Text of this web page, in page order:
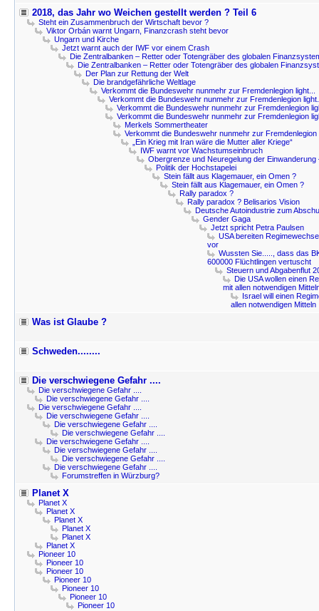
2018, das Jahr wo Weichen gestellt werden ? Teil 6
Steht ein Zusammenbruch der Wirtschaft bevor ?
Viktor Orbán warnt Ungarn, Finanzcrash steht bevor
Ungarn und Kirche
Jetzt warnt auch der IWF vor einem Crash
Die Zentralbanken – Retter oder Totengräber des globalen
Die Zentralbanken – Retter oder Totengräber des globalen
Der Plan zur Rettung der Welt
Die brandgefährliche Weltlage
Verkommt die Bundeswehr nunmehr zur Fremdenlegion light...
Verkommt die Bundeswehr nunmehr zur Fremdenlegion
Verkommt die Bundeswehr nunmehr zur Fremdenlegion
Verkommt die Bundeswehr nunmehr zur Fremdenlegion
Merkels Sommertheater
Verkommt die Bundeswehr nunmehr zur Fremdenlegion
„Ein Krieg mit Iran wäre die Mutter aller Kriege“
IWF warnt vor Wachstumseinbruch
Obergrenze und Neuregelung der Einwanderung
Politik der Hochstapelei
Stein fällt aus Klagemauer, ein Omen ?
Stein fällt aus Klagemauer, ein Omen ?
Rally paradox ?
Rally paradox ? Belisarios Vision
Deutsche Autoindustrie zum
Gender Gaga
Jetzt spricht Petra Paulsen
USA bereiten
vor
Wussten Sie....., dass das
600000 Flüchtlingen vertuscht
Steuern und Abgabenflut
Die USA wollen einen
mit allen notwendigen
Israel will einen
allen notwendigen Mitteln
Was ist Glaube ?
Schweden........
Die verschwiegene Gefahr ....
Die verschwiegene Gefahr ....
Die verschwiegene Gefahr ....
Die verschwiegene Gefahr ....
Die verschwiegene Gefahr ....
Die verschwiegene Gefahr ....
Die verschwiegene Gefahr ....
Die verschwiegene Gefahr ....
Die verschwiegene Gefahr ....
Die verschwiegene Gefahr ....
Die verschwiegene Gefahr ....
Forumstreffen in Würzburg?
Planet X
Planet X
Planet X
Planet X
Planet X
Planet X
Planet X
Pioneer 10
Pioneer 10
Pioneer 10
Pioneer 10
Pioneer 10
Pioneer 10
Pioneer 10